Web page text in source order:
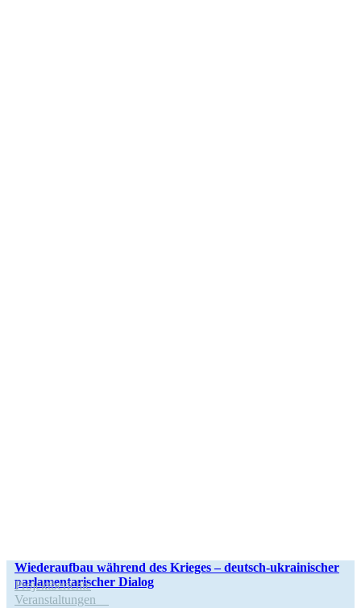
Wie­der­auf­bau während des Krieges – deutsch-ukrai­­ni­­scher
par­la­men­ta­ri­scher Dialog
Pro­jekt­be­richte
Ver­an­stal­tun­gen